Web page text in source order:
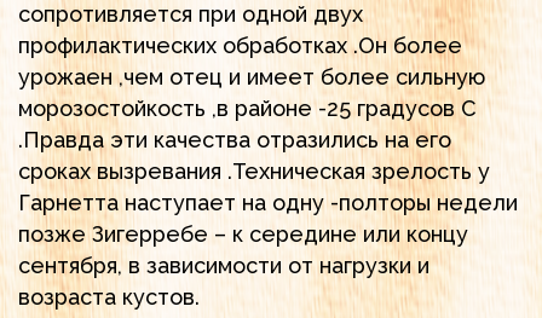
сопротивляется при одной двух
профилактических обработках .Он более
урожаен ,чем отец и имеет более сильную
морозостойкость ,в районе -25 градусов С
.Правда эти качества отразились на его
сроках вызревания .Техническая зрелость у
Гарнетта наступает на одну -полторы недели
позже Зигерребе – к середине или концу
сентября, в зависимости от нагрузки и
возраста кустов.